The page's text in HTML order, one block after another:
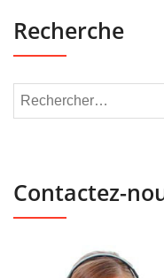
Recherche
Contactez-